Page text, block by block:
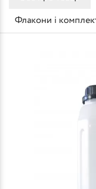
Флакони і